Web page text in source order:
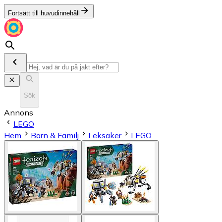
Fortsätt till huvudinnehåll
Sök
Annons
LEGO
Hem
Barn & Familj Leksaker LEGO